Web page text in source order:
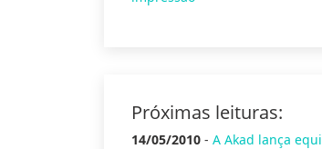
Próximas leituras:
14/05/2010 - A Akad lança